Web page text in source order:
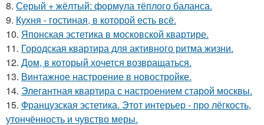
8. Серый + жёлтый: формула тёплого баланса.
9. Кухня - гостиная, в которой есть всё.
10. Японская эстетика в московской квартире.
11. Городская квартира для активного ритма жизни.
12. Дом, в который хочется возвращаться.
13. Винтажное настроение в новостройке.
14. Элегантная квартира с настроением старой москвы.
15. Французская эстетика. Этот интерьер - про лёгкость,
утончённость и чувство меры.